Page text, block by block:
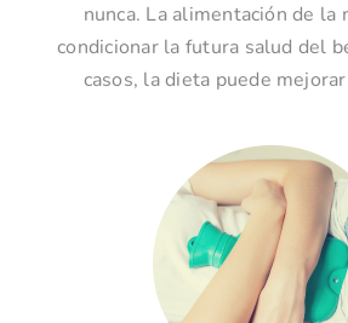
nunca. La alimentación de la
condicionar la futura salud del
casos, la dieta puede